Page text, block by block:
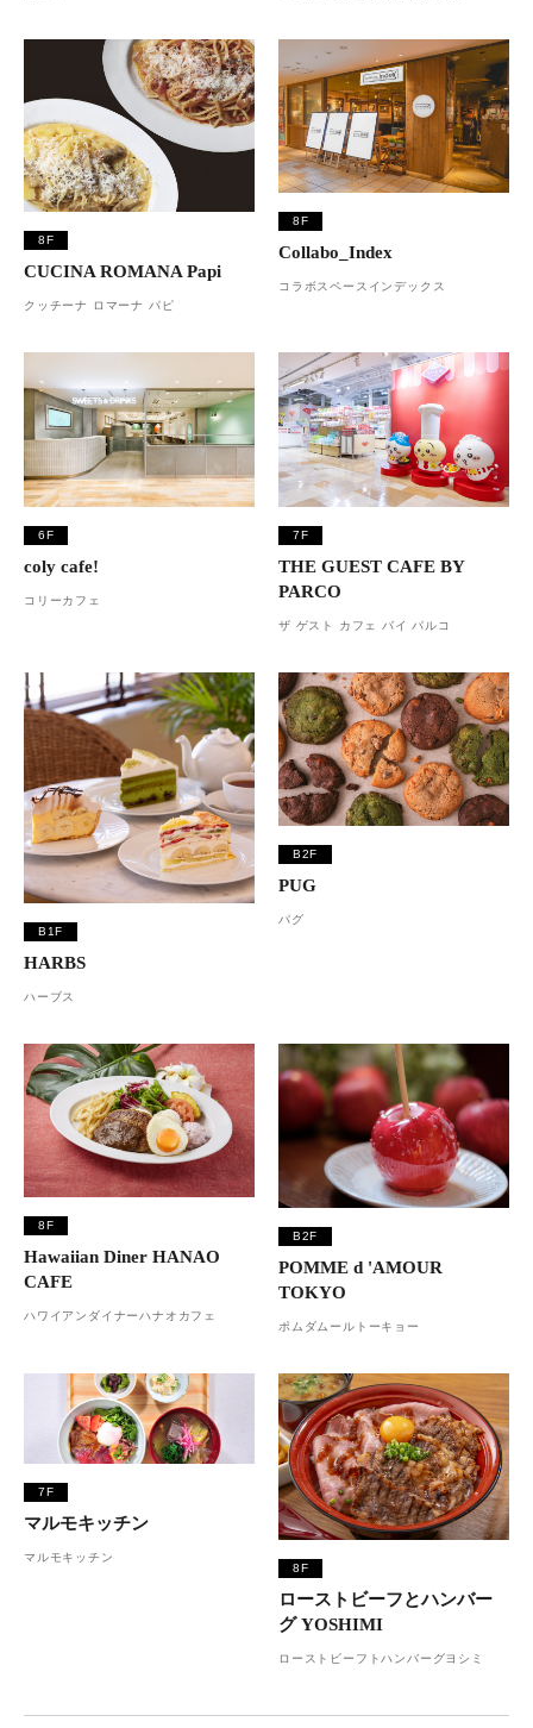
8F
CUCINA ROMANA Papi
クッチーナ ロマーナ パピ
8F
Collabo_Index
コラボスペースインデックス
6F
coly cafe!
コリーカフェ
7F
THE GUEST CAFE BY
PARCO
ザ ゲスト カフェ バイ パルコ
B1F
HARBS
ハーブス
B2F
PUG
パグ
8F
Hawaiian Diner HANAO
CAFE
ハワイアンダイナーハナオカフェ
B2F
POMME d 'AMOUR
TOKYO
ポムダムールトーキョー
7F
マルモキッチン
マルモキッチン
8F
ローストビーフとハンバー
グ YOSHIMI
ローストビーフトハンバーグヨシミ